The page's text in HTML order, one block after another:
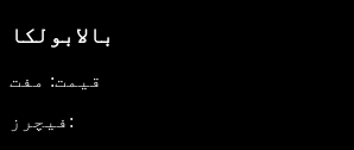
بالابولکا
قیمت: مفت
فیچرز :